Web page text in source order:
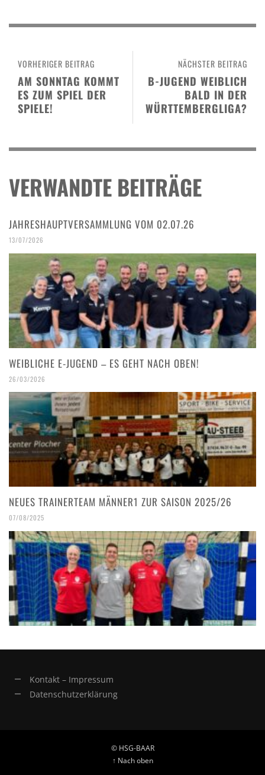
NÄCHSTER BEITRAG
B-JUGEND WEIBLICH
BALD IN DER
WÜRTTEMBERGLIGA?
VORHERIGER BEITRAG
AM SONNTAG KOMMT
ES ZUM SPIEL DER
SPIELE!
VERWANDTE BEITRÄGE
JAHRESHAUPTVERSAMMLUNG VOM 02.07.26
13/07/2026
WEIBLICHE E-JUGEND – ES GEHT NACH OBEN!
26/03/2026
NEUES TRAINERTEAM MÄNNER1 ZUR SAISON 2025/26
07/08/2025
Kontakt – Impressum
Datenschutzerklärung
© HSG-BAAR
↑ Nach oben